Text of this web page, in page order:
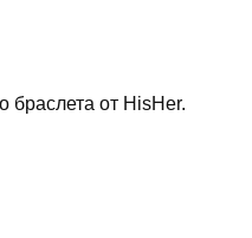
браслета от HisHer.